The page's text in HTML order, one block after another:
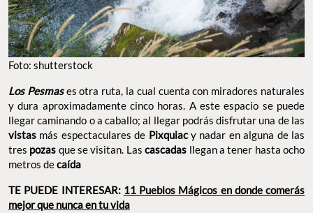
Foto: shutterstock
Los Pesmases otra ruta, la cual cuenta con miradores naturales
y dura aproximadamente cinco horas. A este espacio se puede
llegar caminando o a caballo; al llegar podrás disfrutar una de las
vistas más espectaculares de Pixquiacy nadar en alguna de las
tres pozas que se visitan. Lascascadas llegan a tener hasta ocho
metros decaída
TE PUEDE INTERESAR: 11 Pueblos Mágicos en donde comerás
mejor que nunca en tu vida